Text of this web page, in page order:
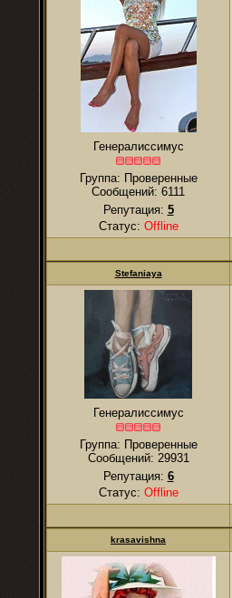
Генералиссимус
Группа: Проверенные
Сообщений: 6111
Репутация: 5
Статус: Offline
Stefaniaya
Генералиссимус
Группа: Проверенные
Сообщений: 29931
Репутация: 6
Статус: Offline
krasavishna